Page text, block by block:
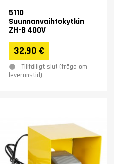
5110
Suunnanvaihtokytkin
ZH-B 400V
32,90 €
Tillfälligt slut (fråga om
leveranstid)